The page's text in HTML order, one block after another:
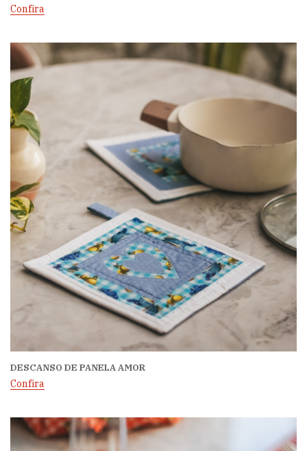
Confira
DESCANSO DE PANELA AMOR
Confira